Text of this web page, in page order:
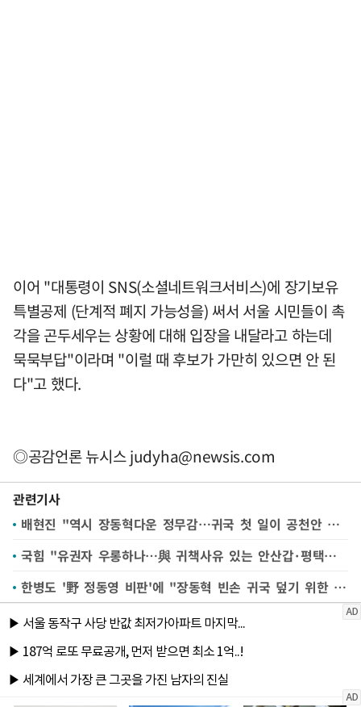
이어 "대통령이 SNS(소셜네트워크서비스)에 장기보유
특별공제 (단계적 폐지 가능성을) 써서 서울 시민들이 촉
각을 곤두세우는 상황에 대해 입장을 내달라고 하는데
묵묵부답"이라며 "이럴 때 후보가 가만히 있으면 안 된
다"고 했다.
◎공감언론 뉴시스judyha@newsis.com
관련기사
배현진 "역시 장동혁다운 정무감…귀국 첫 일이 공천안 보류인가"
국힘 "유권자 우롱하나…與 귀책사유 있는 안산갑·평택을 등 공천 말라"
한병도 '野 정동영 비판'에 "장동혁 빈손 귀국 덮기 위한 정치 공세"